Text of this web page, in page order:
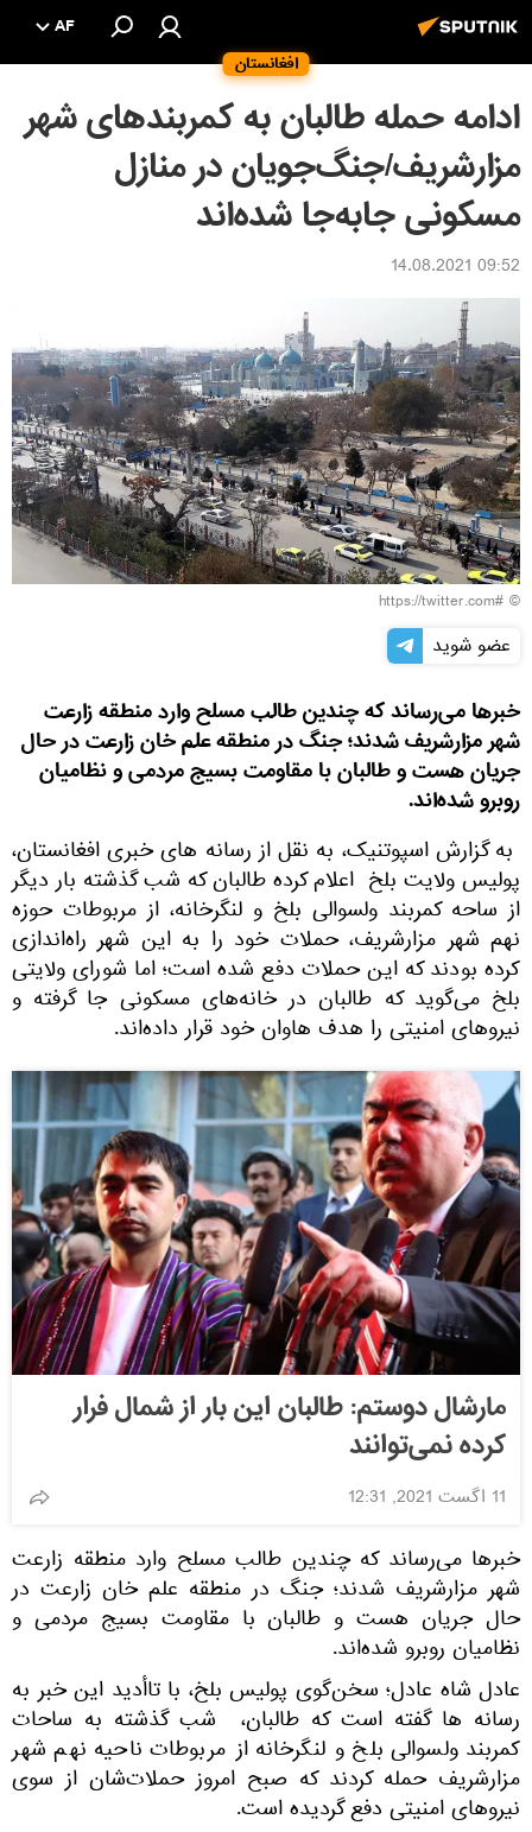
افغانستان
AF
ادامه حمله طالبان به کمربندهای شهر
مزارشریف/جنگ‌جویان در منازل
مسکونی جابه‌جا شده‌اند
09:52 14.08.2021
© #https://twitter.com
عضو شوید
خبرها می‌رساند که چندین طالب مسلح وارد منطقه زارعت
شهر مزارشریف شدند؛ جنگ در منطقه علم خان زارعت در حال
جریان هست و طالبان با مقاومت بسیج مردمی و نظامیان
روبرو شده‌اند.
به گزارش اسپوتنیک، به نقل از رسانه های خبری افغانستان،
پولیس ولایت بلخ اعلام کرده طالبان که شب گذشته بار دیگر
از ساحه کمربند ولسوالی بلخ و لنگرخانه، از مربوطات حوزه
نهم شهر مزارشریف، حملات خود را به این شهر راه‌اندازی
کرده بودند که این حملات‌ دفع شده است؛ اما شورای ولایتی
بلخ می‌گوید که طالبان در خانه‌های مسکونی جا گرفته و
نیروهای امنیتی را هدف هاوان خود قرار داده‌اند.
مارشال دوستم: طالبان این بار از شمال فرار
کرده نمی‌توانند
11 اگست 2021, 12:31
خبرها می‌رساند که چندین طالب مسلح وارد منطقه زارعت
شهر مزارشریف شدند؛ جنگ در منطقه علم خان زارعت در
حال جریان هست و طالبان با مقاومت بسیج مردمی و
نظامیان روبرو شده‌اند.
عادل شاه عادل؛ سخن‌گوی پولیس بلخ، با تاأدید این خبر به
رسانه ها گفته است که طالبان، شب گذشته به ساحات
کمربند ولسوالی بلخ و لنگرخانه از مربوطات ناحیه نهم شهر
مزارشریف حمله کردند که صبح امروز حملات‌شان از سوی
نیروهای امنیتی دفع گردیده است.